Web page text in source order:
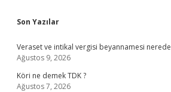
Sidebar
Son Yazılar
Veraset ve intikal vergisi beyannamesi
Ağustos 9, 2026
Köri ne demek TDK ?
Ağustos 7, 2026